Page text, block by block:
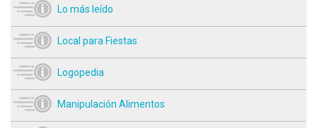
Lo más leído
Local para Fiestas
Logopedia
Manipulación Alimentos